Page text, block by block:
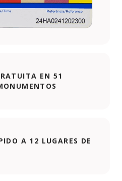
EN 51
A 12 LUGARES DE